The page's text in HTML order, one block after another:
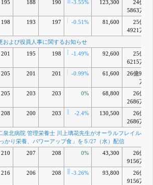
をすぐに」
関するお知
6月 05, 2026
M
10:00 組織
変更および
関するお知
らせ
N
15:30 阪和
院 管理栄養
士 川上璃花
ラルフレイ
ルの予防と
対策を紹介
「しっかり
ーアップ
195 188 190 -3.55% 123,300
24億
5863万
198 193 197 -0.51% 81,600
25億
4921万
および役員人事に関するお知らせ
201 195 198 -1.49% 92,600
25億
6215万
205 201 201 -0.99% 61,600
26億98
万
205 203 203 0% 68,800
26億
2686万
208 200 203 -2.4% 130,500
26億
2686万
泉北病院 管理栄養士 川上璃花先生がオーラルフレイルの
かり栄養、パワーアップ食」を５/27（水）配信
210 207 208 0% 43,300
26億
9156万
216 206 208 -3.26% 93,800
26億
9156万